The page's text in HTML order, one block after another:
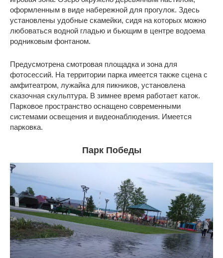
оформленным в виде набережной для прогулок. Здесь
установлены удобные скамейки, сидя на которых можно
любоваться водной гладью и бьющим в центре водоема
родниковым фонтаном.
Предусмотрена смотровая площадка и зона для
фотосессий. На территории парка имеется также сцена с
амфитеатром, лужайка для пикников, установлена
сказочная скульптура. В зимнее время работает каток.
Парковое пространство оснащено современными
системами освещения и видеонаблюдения. Имеется
парковка.
Парк Победы